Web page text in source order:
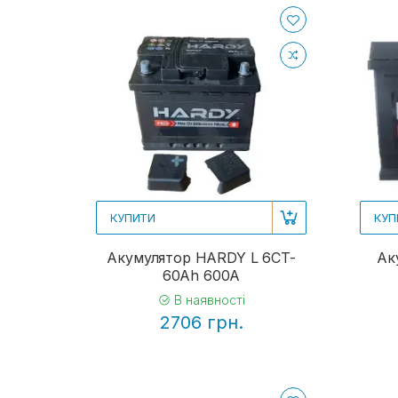
КУПИТИ
Акумулятор HARDY L 6CT-
60Ah 600A
В наявності
2706 грн.